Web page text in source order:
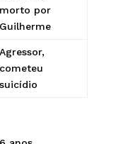
morto por
Guilherme
Agressor,
cometeu
suicídio